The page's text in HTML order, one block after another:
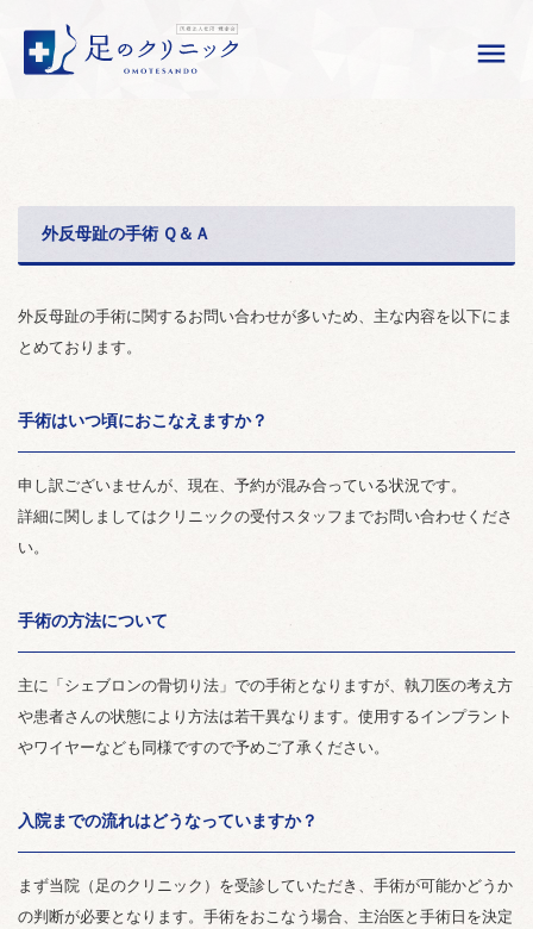
外反母趾の手術 Ｑ＆Ａ
外反母趾の手術に関するお問い合わせが多いため、主な内容を以下にま
とめております。
手術はいつ頃におこなえますか？
申し訳ございませんが、現在、予約が混み合っている状況です。
詳細に関しましてはクリニックの受付スタッフまでお問い合わせくださ
い。
手術の方法について
主に「シェブロンの骨切り法」での手術となりますが、執刀医の考え方
や患者さんの状態により方法は若干異なります。使用するインプラント
やワイヤーなども同様ですので予めご了承ください。
入院までの流れはどうなっていますか？
まず当院（足のクリニック）を受診していただき、手術が可能かどうか
の判断が必要となります。手術をおこなう場合、主治医と手術日を決定
